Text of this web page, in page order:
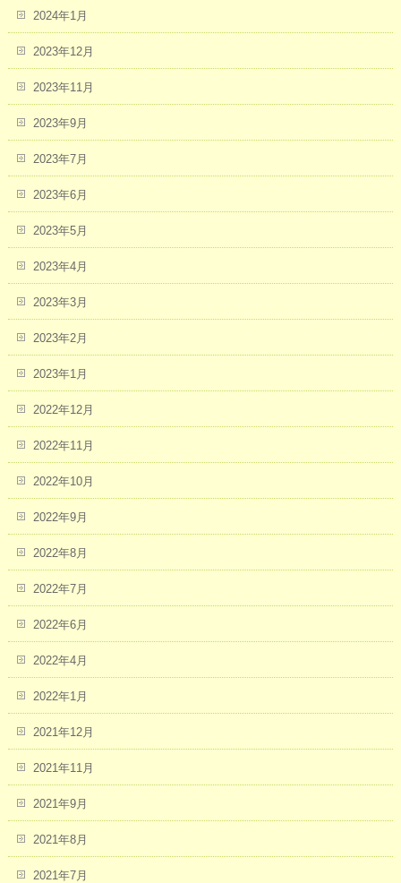
2024年1月
2023年12月
2023年11月
2023年9月
2023年7月
2023年6月
2023年5月
2023年4月
2023年3月
2023年2月
2023年1月
2022年12月
2022年11月
2022年10月
2022年9月
2022年8月
2022年7月
2022年6月
2022年4月
2022年1月
2021年12月
2021年11月
2021年9月
2021年8月
2021年7月